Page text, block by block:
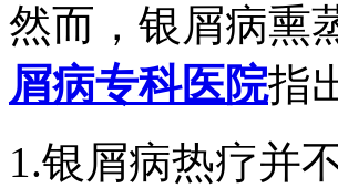
然而，银屑病熏
屑病专科医院指
1.银屑病热疗并